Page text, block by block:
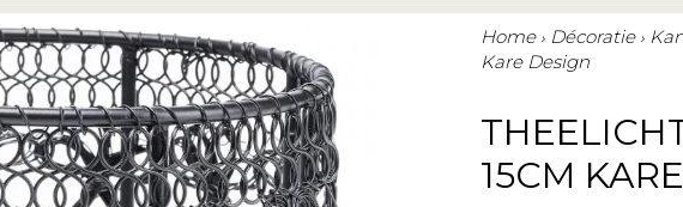
Home Décoratie
Kare Design
15CM